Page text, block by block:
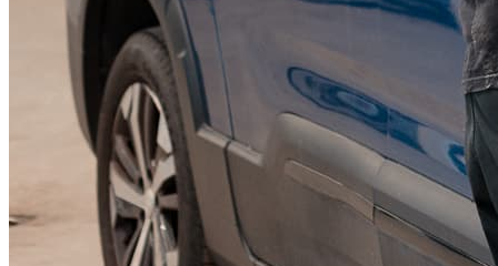
KGM Pickups
Fordonstyp
PickupTransportbilPersonbil